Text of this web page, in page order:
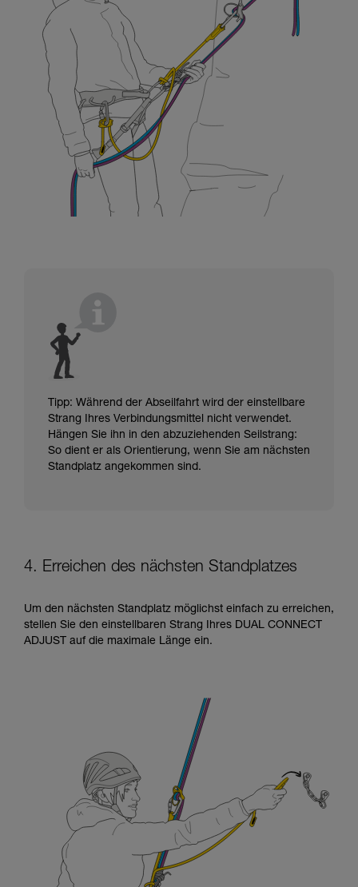
Tipp: Während der Abseilfahrt wird der einstellbare
Strang Ihres Verbindungsmittel nicht verwendet.
Hängen Sie ihn in den abzuziehenden Seilstrang:
So dient er als Orientierung, wenn Sie am nächsten
Standplatz angekommen sind.
4. Erreichen des nächsten Standplatzes
Um den nächsten Standplatz möglichst einfach zu erreichen,
stellen Sie den einstellbaren Strang Ihres DUAL CONNECT
ADJUST auf die maximale Länge ein.